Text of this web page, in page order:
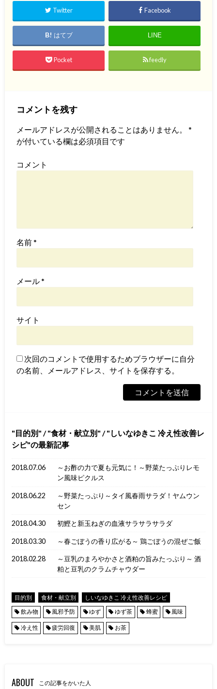
Twitter Facebook
はてブ LINE
Pocket feedly
コメントを残す
メールアドレスが公開されることはありません。
*
が付いている欄は必須項目です
コメント
名前*
メール*
サイト
次回のコメントで使用するためブラウザーに自分
の名前、メールアドレス、サイトを保存する。
目的別 / 食材・献立別 /
しいなゆきこ 冷え性改善レ
シピ の最新記事
2018.07.06
～お酢の力で夏も元気に！～野菜たっぷりレモ
ン風味ピクルス
2018.06.22
～野菜たっぷり～タイ風春雨サラダ！ヤムウン
セン
2018.04.30 初鰹と新玉ねぎの血液サラサラサラダ
2018.03.30 ～春ごぼうの香り広がる～ 鶏ごぼうの混ぜご飯
2018.02.28
～豆乳のまろやかさと酒粕の旨みたっぷり～ 酒
粕と豆乳のクラムチャウダー
目的別 食材・献立別
しいなゆきこ 冷え性改善レシピ
飲み物
風邪予防 ゆず ゆず茶 蜂蜜 風味
冷え性 疲労回復 美肌 お茶
ABOUT この記事をかいた人